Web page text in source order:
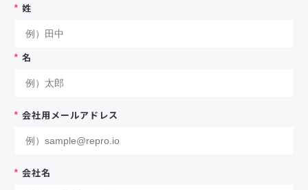
姓
*
名
*
会社用メールアドレス
*
会社名
*